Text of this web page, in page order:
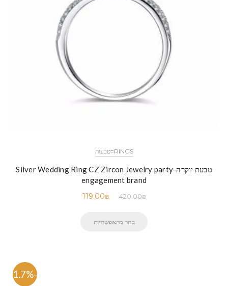
RINGS=טבעות
טבעת יוקרה-Silver Wedding Ring CZ Zircon Jewelry party
engagement brand
420.00₪
119.00₪
בחר מהאפשרויות
-71.7%